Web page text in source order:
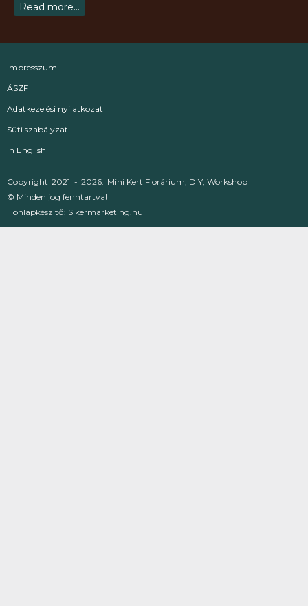
Read more...
Copyright 2021 - 2026. Mini Kert Florárium, DIY, Workshop
© Minden jog fenntartva!
Honlapkészítő: Sikermarketing.hu
Impresszum
ÁSZF
Adatkezelési nyilatkozat
Süti szabályzat
In English